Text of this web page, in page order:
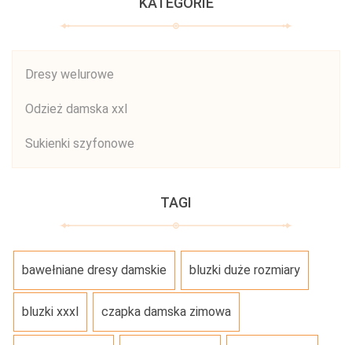
Dresy welurowe
Odzież damska xxl
Sukienki szyfonowe
TAGI
bawełniane dresy damskie bluzki duże rozmiary
bluzki xxxl czapka damska zimowa